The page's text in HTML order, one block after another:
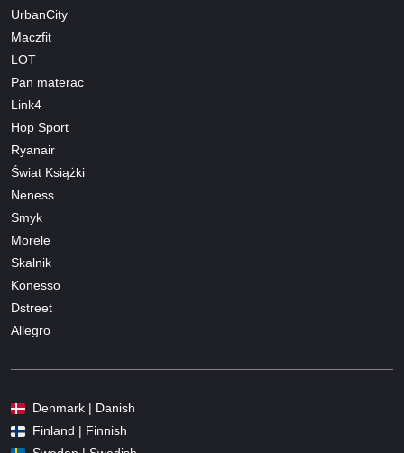
UrbanCity
Maczfit
LOT
Pan materac
Link4
Hop Sport
Ryanair
Świat Książki
Neness
Smyk
Morele
Skalnik
Konesso
Dstreet
Allegro
Denmark | Danish
Finland | Finnish